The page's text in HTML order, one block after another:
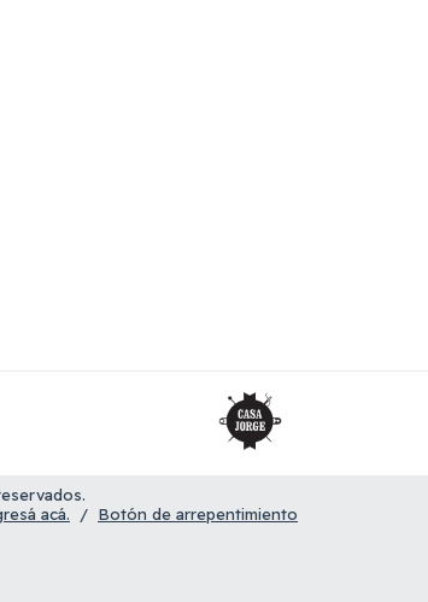
acá. / Botón de arrepentimiento